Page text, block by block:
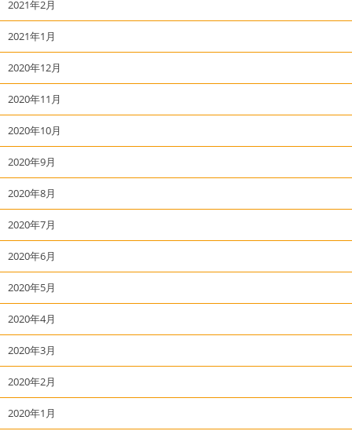
2021年2月
2021年1月
2020年12月
2020年11月
2020年10月
2020年9月
2020年8月
2020年7月
2020年6月
2020年5月
2020年4月
2020年3月
2020年2月
2020年1月